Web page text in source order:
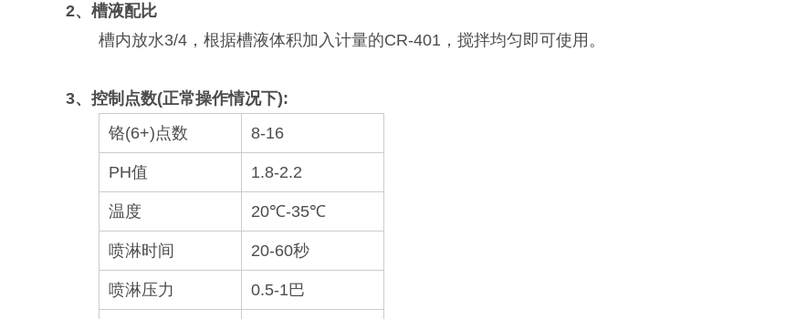
2、槽液配比
槽内放水3/4，根据槽液体积加入计量的CR-401，搅拌均匀即可使用。
3、控制点数(正常操作情况下):
铬(6+)点数
8-16
PH值 1.8-2.2
温度 20℃-35℃
喷淋时间 20-60秒
喷淋压力 0.5-1巴